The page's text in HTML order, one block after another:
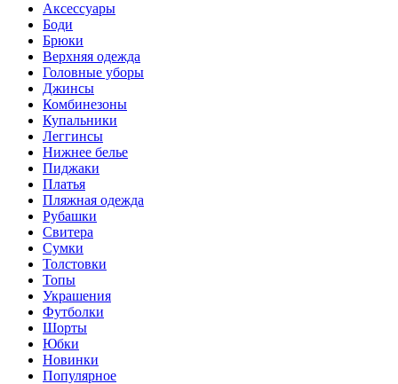
Аксессуары
Боди
Брюки
Верхняя одежда
Головные уборы
Джинсы
Комбинезоны
Купальники
Леггинсы
Нижнее белье
Пиджаки
Платья
Пляжная одежда
Рубашки
Свитера
Сумки
Толстовки
Топы
Украшения
Футболки
Шорты
Юбки
Новинки
Популярное